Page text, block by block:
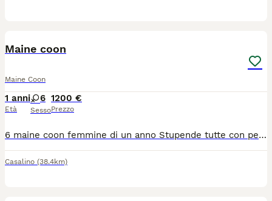
Maine coon
Maine Coon
1 anni
Età
6
Sesso
1200 €
Prezzo
6 maine coon femmine di un anno Stupende tutte con pedigree aperto due linea russa vendo per problemi di salute di mio papà che le cura
Casalino (38.4km)